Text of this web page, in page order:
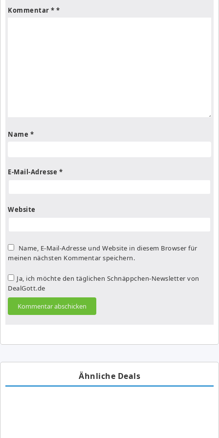
Kommentar *
Name *
E-Mail-Adresse *
Website
Name, E-Mail-Adresse und Website in diesem Browser für
meinen nächsten Kommentar speichern.
Ja, ich möchte den täglichen Schnäppchen-Newsletter von
DealGott.de
Ähnliche Deals